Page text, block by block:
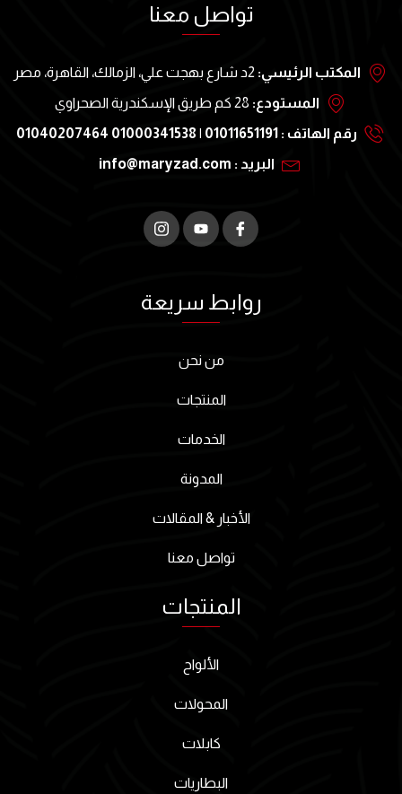
تواصل معنا
المكتب الرئيسي:
المستودع:
رقم الهاتف : 01011651191 | 01000341538 01040207464
البريد : info@maryzad.com
روابط سريعة
من نحن
المنتجات
الخدمات
المدونة
الأخبار & المقالات
تواصل معنا
المنتجات
الألواح
المحولات
كابلات
البطاريات